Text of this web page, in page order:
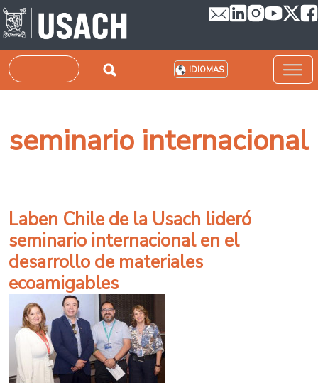
Pasar al contenido principal
Buscar IDIOMAS
seminario internacional
Laben Chile de la Usach lideró
seminario internacional en el
desarrollo de materiales
ecoamigables